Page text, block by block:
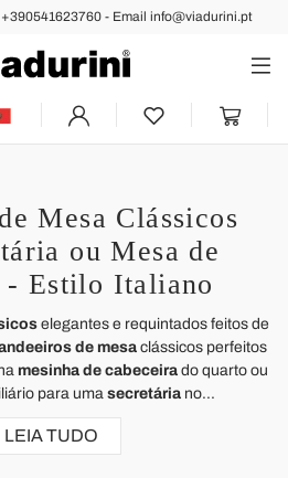
- Email info@viadurini.pt
Mesa Clássicos
ou Mesa de
- Estilo Italiano
elegantes e requintados feitos de
de mesaclássicos perfeitos
mesinha de cabeceirado quarto ou
para uma secretária no...
LEIA TUDO